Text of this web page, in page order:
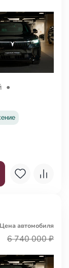
•
Цена автомобиля
6 740 000 ₽